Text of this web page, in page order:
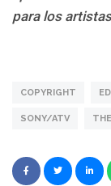
para los artistas
COPYRIGHT
SONY/ATV